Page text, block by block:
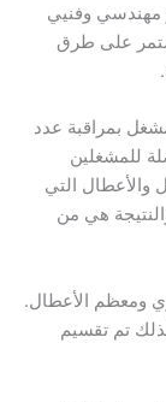
مهندسي وفنيي
على طرق
بمراقبة عدد
للمشغلين
التي
هي من
ومعظم الأعطال.
تم تقسيم